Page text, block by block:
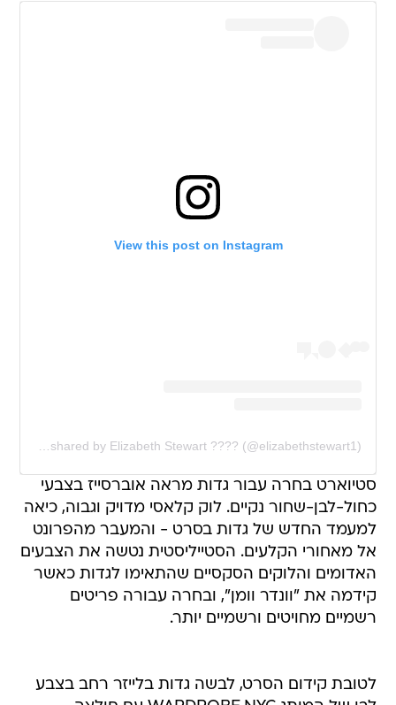
View this post on Instagram
סטיוארט בחרה עבור גדות מראה אוברסייז בצבעי
כחול-לבן-שחור נקיים. לוק קלאסי מדויק וגבוה, כיאה
למעמד החדש של גדות בסרט - והמעבר מהפרונט
אל מאחורי הקלעים. הסטייליסטית נטשה את הצבעים
האדומים והלוקים הסקסיים שהתאימו לגדות כאשר
קידמה את "וונדר וומן", ובחרה עבורה פריטים
רשמיים מחויטים ורשמיים יותר.
לטובת קידום הסרט, לבשה גדות בלייזר רחב בצבע